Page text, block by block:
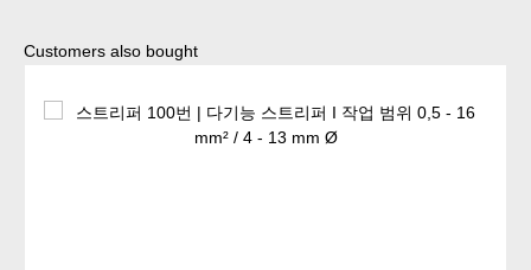
Skip product gallery
Customers also bought